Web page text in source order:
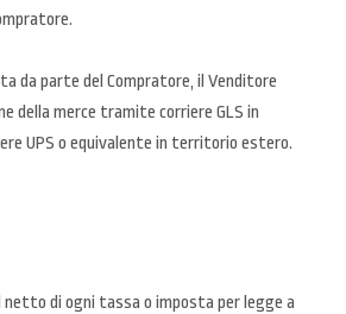
da parte del Compratore, il Venditore
della merce tramite corriere GLS in
UPS o equivalente in territorio estero.
netto di ogni tassa o imposta per legge a